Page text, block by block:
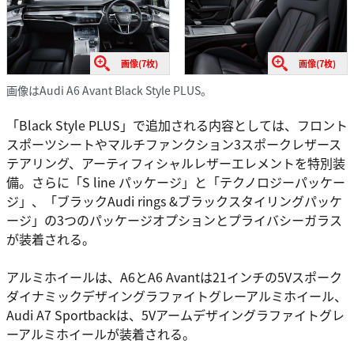
画像(7枚) 画像(7枚)
画像はAudi A6 Avant Black Style PLUS。
「Black Style PLUS」で追加される内容としては、フロント
スポーツシートやマルチファンクション3スポークレザース
テアリング、アーティフィシャルレザーエレメントを特別装
備。さらに「S line パッケージ」と「テクノロジーパッケー
ジ」、「ブラックAudi rings &ブラックスタイリングパッケ
ージ」の3つのパッケージオプションとプライバシーガラス
が装着される。
アルミホイールは、A6とA6 Avantは21インチの5Vスポーク
ダイナミックデザイングラファイトグレーアルミホイール、
Audi A7 Sportbackは、5Vアームデザイングラファイトグレ
ーアルミホイールが装着される。